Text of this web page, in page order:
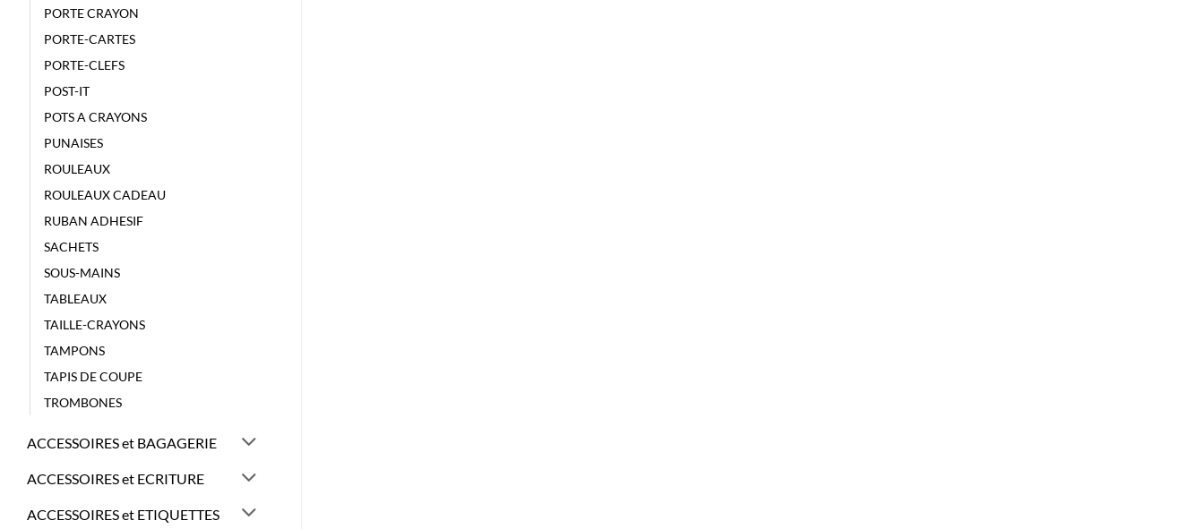
PORTE CRAYON
PORTE-CARTES
PORTE-CLEFS
POST-IT
POTS A CRAYONS
PUNAISES
ROULEAUX
ROULEAUX CADEAU
RUBAN ADHESIF
SACHETS
SOUS-MAINS
TABLEAUX
TAILLE-CRAYONS
TAMPONS
TAPIS DE COUPE
TROMBONES
ACCESSOIRES et BAGAGERIE
ACCESSOIRES et ECRITURE
ACCESSOIRES et ETIQUETTES